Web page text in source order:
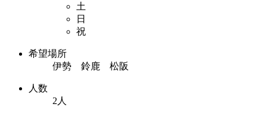
土
日
祝
希望場所
伊勢 鈴鹿 松阪
人数
2人